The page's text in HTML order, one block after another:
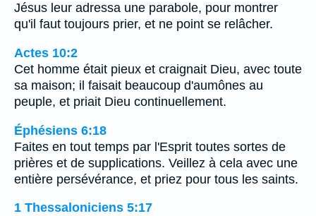
Jésus leur adressa une parabole, pour montrer
qu'il faut toujours prier, et ne point se relâcher.
Actes 10:2
Cet homme était pieux et craignait Dieu, avec toute
sa maison; il faisait beaucoup d'aumônes au
peuple, et priait Dieu continuellement.
Éphésiens 6:18
Faites en tout temps par l'Esprit toutes sortes de
prières et de supplications. Veillez à cela avec une
entière persévérance, et priez pour tous les saints.
1 Thessaloniciens 5:17